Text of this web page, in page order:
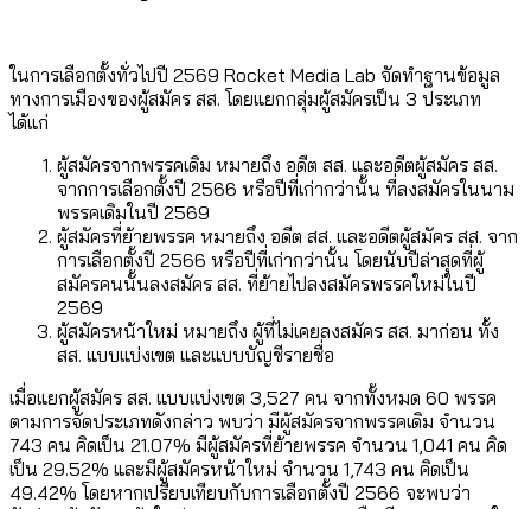
ในการเลือกตั้งทั่วไปปี 2569 Rocket Media Lab จัดทำฐานข้อมูล
ทางการเมืองของผู้สมัคร สส. โดยแยกกลุ่มผู้สมัครเป็น 3 ประเภท
ได้แก่
ผู้สมัครจากพรรคเดิม หมายถึง อดีต สส. และอดีตผู้สมัคร สส.
จากการเลือกตั้งปี 2566 หรือปีที่เก่ากว่านั้น ที่ลงสมัครในนาม
พรรคเดิมในปี 2569
ผู้สมัครที่ย้ายพรรค หมายถึง อดีต สส. และอดีตผู้สมัคร สส. จาก
การเลือกตั้งปี 2566 หรือปีที่เก่ากว่านั้น โดยนับปีล่าสุดที่ผู้
สมัครคนนั้นลงสมัคร สส. ที่ย้ายไปลงสมัครพรรคใหม่ในปี
2569
ผู้สมัครหน้าใหม่ หมายถึง ผู้ที่ไม่เคยลงสมัคร สส. มาก่อน ทั้ง
สส. แบบแบ่งเขต และแบบบัญชีรายชื่อ
เมื่อแยกผู้สมัคร สส. แบบแบ่งเขต 3,527 คน จากทั้งหมด 60 พรรค
ตามการจัดประเภทดังกล่าว พบว่า มีผู้สมัครจากพรรคเดิม จำนวน
743 คน คิดเป็น 21.07% มีผู้สมัครที่ย้ายพรรค จำนวน 1,041 คน คิด
เป็น 29.52% และมีผู้สมัครหน้าใหม่ จำนวน 1,743 คน คิดเป็น
49.42% โดยหากเปรียบเทียบกับการเลือกตั้งปี 2566 จะพบว่า